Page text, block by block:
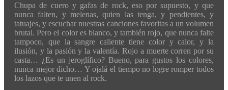
Chupa de cuero y gafas de rock, eso por supuesto, y que
nunca falten, y melenas, quien las tenga, y pendientes, y
tatuajes, y escuchar nuestras canciones favoritas a un volumen
brutal. Pero el color es blanco, y también rojo, que nunca falte
tampoco, que la sangre caliente tiene color y calor, y la
ilusión, y la pasión y la valentía. Rojo a muerte corren por su
casta… ¿Es un jeroglífico? Bueno, para gustos los colores,
nunca mejor dicho… Y ojalá el tiempo no logre romper todos
los lazos que te unen al rock.